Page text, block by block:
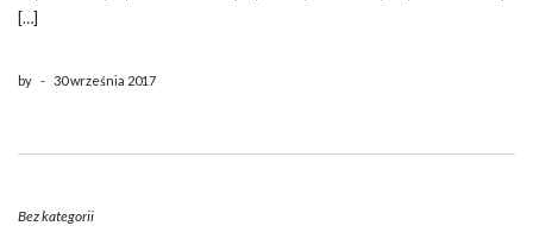
[…]
by - 30 września 2017
Bez kategorii